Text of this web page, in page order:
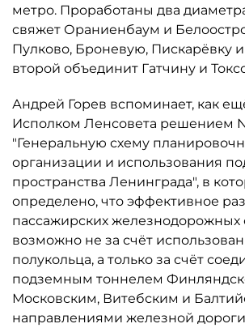
метро. Проработаны два
свяжет Ораниенбаум и
Пулково, Броневую, Пискарёвку
второй объединит Гатчину и
Андрей Горев вспоминает, как
Исполком Ленсовета решением
"Генеральную схему
организации и использования
пространства Ленинграда", в
определено, что эффективное
пассажирских
возможно не за счёт
полукольца, а только за счёт
подземным тоннелем
Московским, Витебским и
направлениями железной